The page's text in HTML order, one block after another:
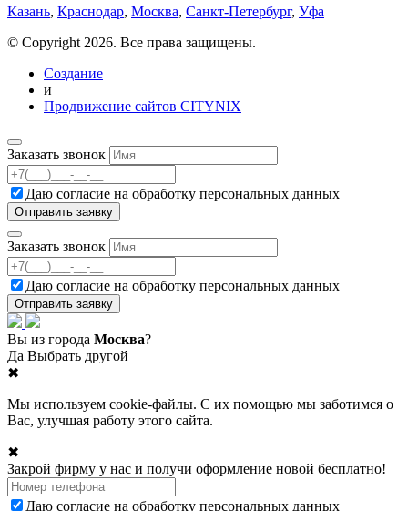
Казань, Краснодар, Москва, Санкт-Петербург, Уфа
© Copyright 2026. Все права защищены.
Создание
и
Продвижение сайтов CITYNIX
Заказать звонок
Даю согласие на обработку персональных данных
Заказать звонок
Даю согласие на обработку персональных данных
Вы из города Москва?
Да Выбрать другой
✖
Мы используем cookie-файлы. С их помощью мы заботимся о
Вас, улучшая работу этого сайта.
✖
Закрой фирму у нас и получи оформление новой бесплатно!
Даю согласие на обработку персональных данных